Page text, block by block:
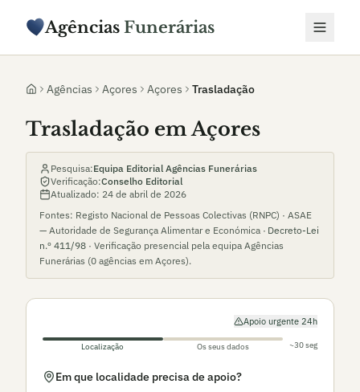
Agências Funerárias
Agências Açores Açores Trasladação
Trasladação em Açores
Pesquisa:Equipa Editorial Agências Funerárias
Verificação:Conselho Editorial
Atualizado: 24 de abril de 2026
Fontes: Registo Nacional de Pessoas Colectivas (RNPC) · ASAE
— Autoridade de Segurança Alimentar e Económica · Decreto-Lei
n.º 411/98 · Verificação presencial pela equipa Agências
Funerárias (0 agências em Açores).
Apoio urgente 24h
Localização Os seus dados ~30 seg
Em que localidade precisa de apoio?